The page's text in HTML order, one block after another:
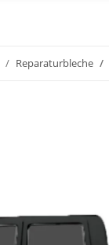
Reparaturbleche